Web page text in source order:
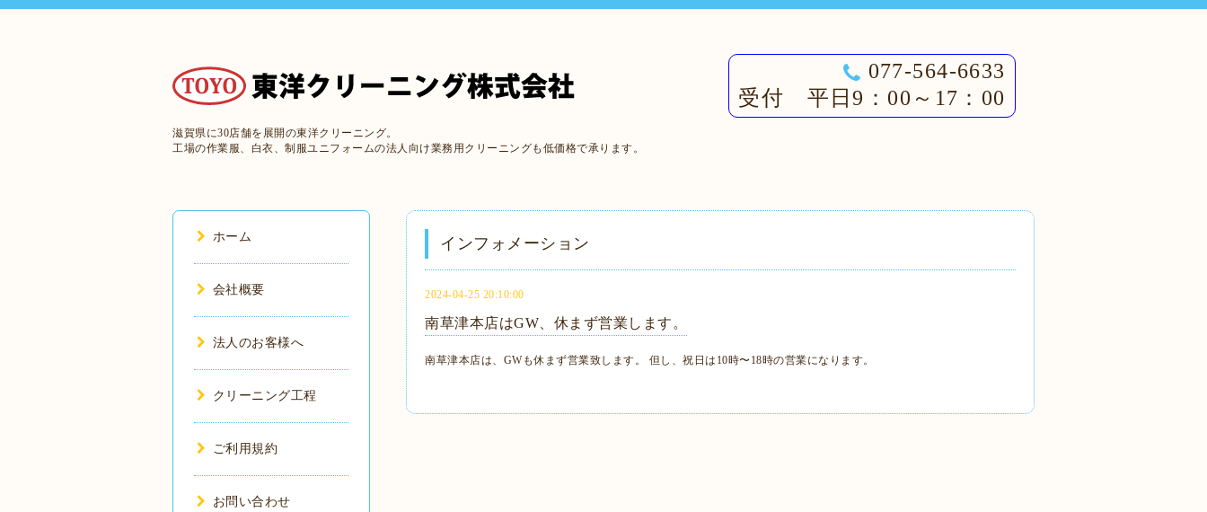
滋賀県に30店舗を展開の東洋クリーニング。
工場の作業服、白衣、制服ユニフォームの法人向け業務用クリーニングも低価格で承ります。
077-564-6633
受付 平日9：00～17：00
インフォメーション
2024-04-25 20:10:00
南草津本店はGW、休まず営業します。
南草津本店は、GWも休まず営業致します。 但し、祝日は10時〜18時の営業になります。
ホーム
会社概要
法人のお客様へ
クリーニング工程
ご利用規約
お問い合わせ